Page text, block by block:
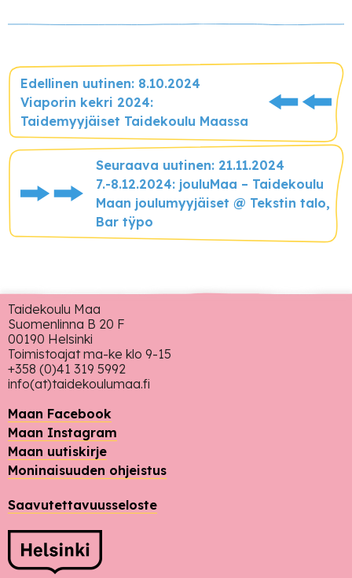
Edellinen uutinen: 8.10.2024
Viaporin kekri 2024:
Taidemyyjäiset Taidekoulu Maassa
Seuraava uutinen: 21.11.2024
7.-8.12.2024: jouluMaa – Taidekoulu
Maan joulumyyjäiset @ Tekstin talo,
Bar tÿpo
Taidekoulu Maa
Suomenlinna B 20 F
00190 Helsinki
Toimistoajat ma-ke klo 9-15
+358 (0)41 319 5992
info(at)taidekoulumaa.fi
Maan Facebook
Maan Instagram
Maan uutiskirje
Moninaisuuden ohjeistus
Saavutettavuusseloste
Rahoittajat